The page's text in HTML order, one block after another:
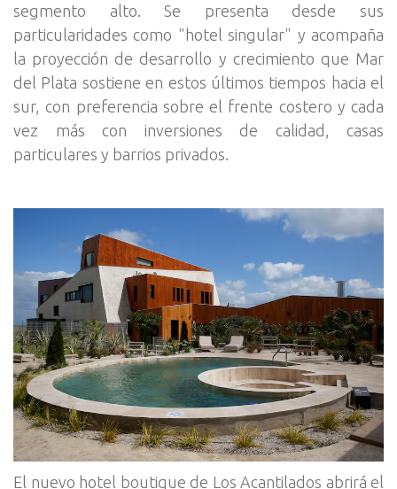
segmento alto. Se presenta desde sus
particularidades como "hotel singular" y acompaña
la proyección de desarrollo y crecimiento que Mar
del Plata sostiene en estos últimos tiempos hacia el
sur, con preferencia sobre el frente costero y cada
vez más con inversiones de calidad, casas
particulares y barrios privados.
El nuevo hotel boutique de Los Acantilados abrirá el